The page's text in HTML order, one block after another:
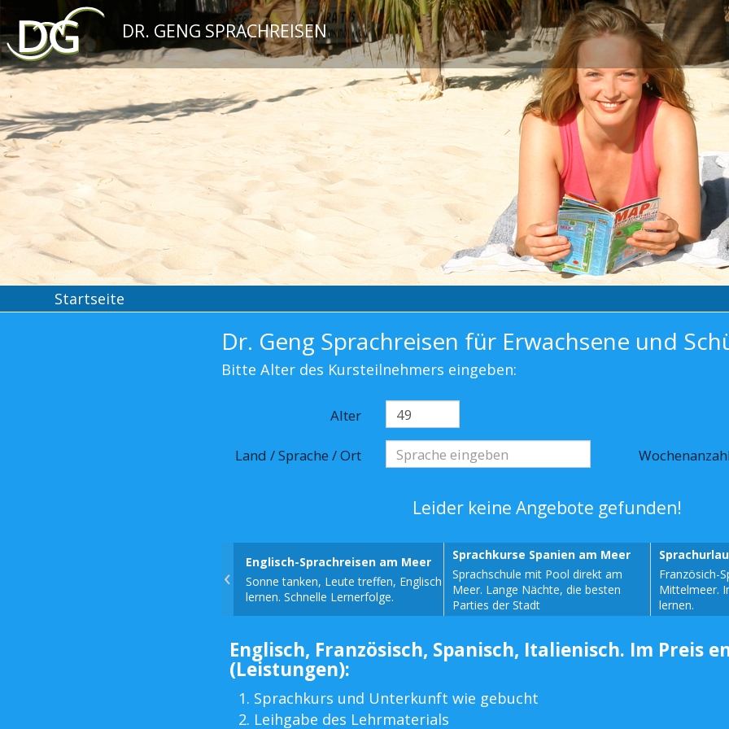
DR. GENG SPRACHREISEN
Startseite
Dr. Geng Sprachreisen für Erwachsene und
Bitte Alter des Kursteilnehmers eingeben:
Alter
Land / Sprache / Ort Wochenanzahl
Leider keine Angebote gefunden!
Englisch-Sprachreisen am Meer
Sonne tanken, Leute treffen, Englisch
lernen. Schnelle Lernerfolge.
Sprachkurse Spanien am Meer
Sprachschule mit Pool direkt am
Meer. Lange Nächte, die besten
Parties der Stadt
Französich-
Mittelmeer.
lernen.
‹
Englisch, Französisch, Spanisch, Italienisch. Im Preis
(Leistungen):
Sprachkurs und Unterkunft wie gebucht
Leihgabe des Lehrmaterials